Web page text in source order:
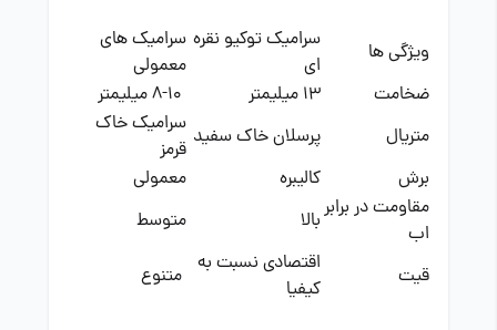
ویژگی ها
سرامیک توکیو نقره
ای
سرامیک های
معمولی
ضخامت
13 میلیمتر
متریال
پرسلان خاک سفید سرامیک خاک
قرمز
برش
کالیبره
معمولی
مقاومت در برابر
اب
بالا متوسط
قیت
اقتصادی نسبت به
کیفیا
متنوع